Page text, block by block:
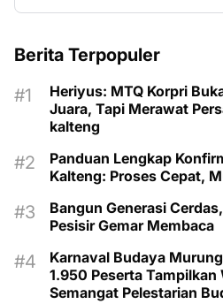
Berita Terpopuler
Heriyus: MTQ Korpri
Juara, Tapi Merawat
kalteng
Panduan Lengkap
Kalteng: Proses Cepat,
Bangun Generasi
Pesisir Gemar Membaca
Karnaval Budaya
1.950 Peserta Tampilkan
Semangat Pelestarian